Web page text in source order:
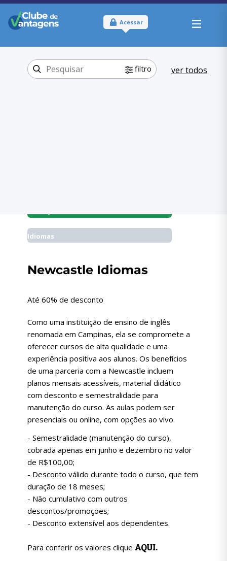
Acessar
filtro ver todos
Idiomas
Newcastle Idiomas
Até 60% de desconto
Como uma instituição de ensino de inglês
renomada em Campinas, ela se compromete a
oferecer cursos de alta qualidade e uma
experiência positiva aos alunos. Os benefícios
de uma parceria com a Newcastle incluem
planos mensais acessíveis, material didático
com desconto e semestralidade para
manutenção do curso. As aulas podem ser
presenciais ou online, com opções ao vivo.
- Semestralidade (manutenção do curso),
cobrada apenas em junho e dezembro no valor
de R$100,00;
- Desconto válido durante todo o curso, que tem
duração de 18 meses;
- Não cumulativo com outros
descontos/promoções;
- Desconto extensível aos dependentes.
Para conferir os valores clique AQUI.